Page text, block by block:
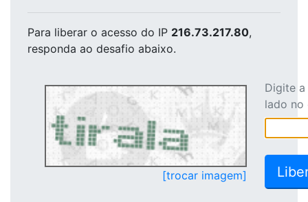
Para liberar o acesso do IP 216.73.217.80,
responda ao desafio abaixo.
[trocar imagem]
Digite
lado no